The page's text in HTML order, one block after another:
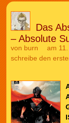
Das
– Absolute
von burn am
schreibe den